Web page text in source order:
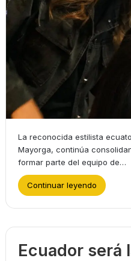
La reconocida estilista
Mayorga, continúa
formar parte del equipo de…
Continuar leyendo
Ecuador será